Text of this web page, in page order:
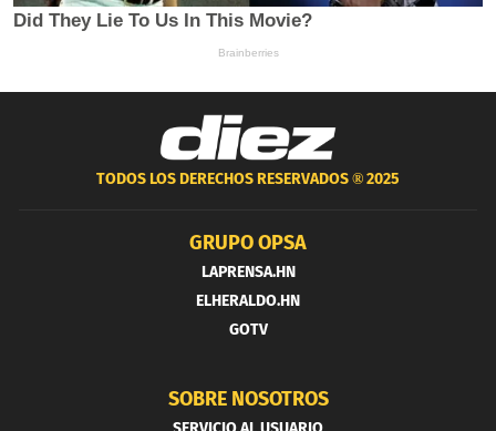
TODOS LOS DERECHOS RESERVADOS ®2025
GRUPO OPSA
LAPRENSA.HN
ELHERALDO.HN
GOTV
SOBRE NOSOTROS